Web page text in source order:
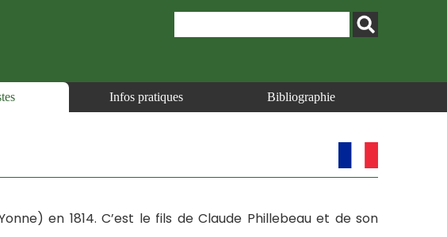
Infos pratiques Bibliographie
en 1814. C’est le fils de Claude Phillebeau et de son